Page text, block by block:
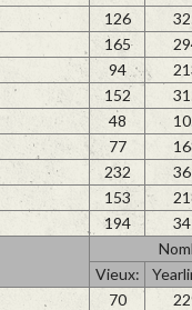
126
165
94
152
48
77
232
153
194
Vieux:
70